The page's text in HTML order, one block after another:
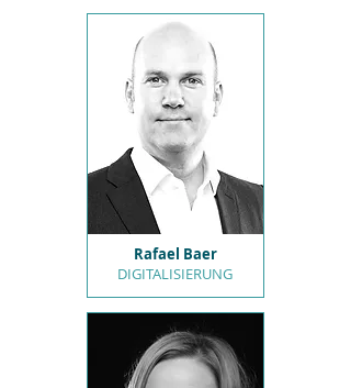
Rafael Baer
DIGITALISIERUNG